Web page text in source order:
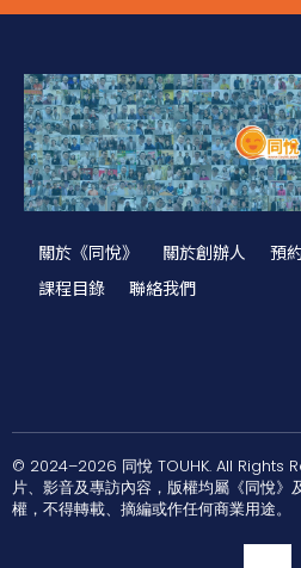
關於《同悅》 關於創辦人 預
課程目錄
聯絡我們
© 2024–2026 同悅 TOUHK. All Rights
片、影音及專訪內容，版權均屬《同悅
權，不得轉載、摘編或作任何商業用途。